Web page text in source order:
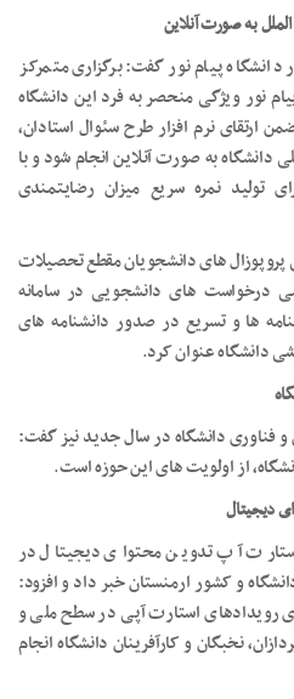
به صورت آنلاین
دانشگاه پیام نور گفت: برگزاری متمرکز
نور ویژگی منحصر به فرد این دانشگاه
که تصمیم داریم در سال ۹۷ ضمن ارتقای نرم افزار طرح سئوال استادان،
دانشگاه به صورت آنلاین انجام شود و با
تولید نمره سریع میزان رضایتمندی
های دانشجویان مقطع تحصیلات
درخواست های دانشجویی در سامانه
ها و تسریع در صدور دانشنامه های
دانشگاه عنوان کرد.
فناوری دانشگاه در سال جدید نیز گفت:
از اولویت های این حوزه است.
دیجیتال
آپ تدوین محتوای دیجیتال در
مرکزی دانشگاه و کشور ارمنستان خبر داد و افزود:
رویدادهای استارت آپی در سطح ملی و
نخبگان و کارآفرینان دانشگاه انجام